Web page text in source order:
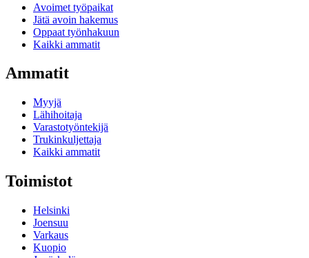
Avoimet työpaikat
Jätä avoin hakemus
Oppaat työnhakuun
Kaikki ammatit
Ammatit
Myyjä
Lähihoitaja
Varastotyöntekijä
Trukinkuljettaja
Kaikki ammatit
Toimistot
Helsinki
Joensuu
Varkaus
Kuopio